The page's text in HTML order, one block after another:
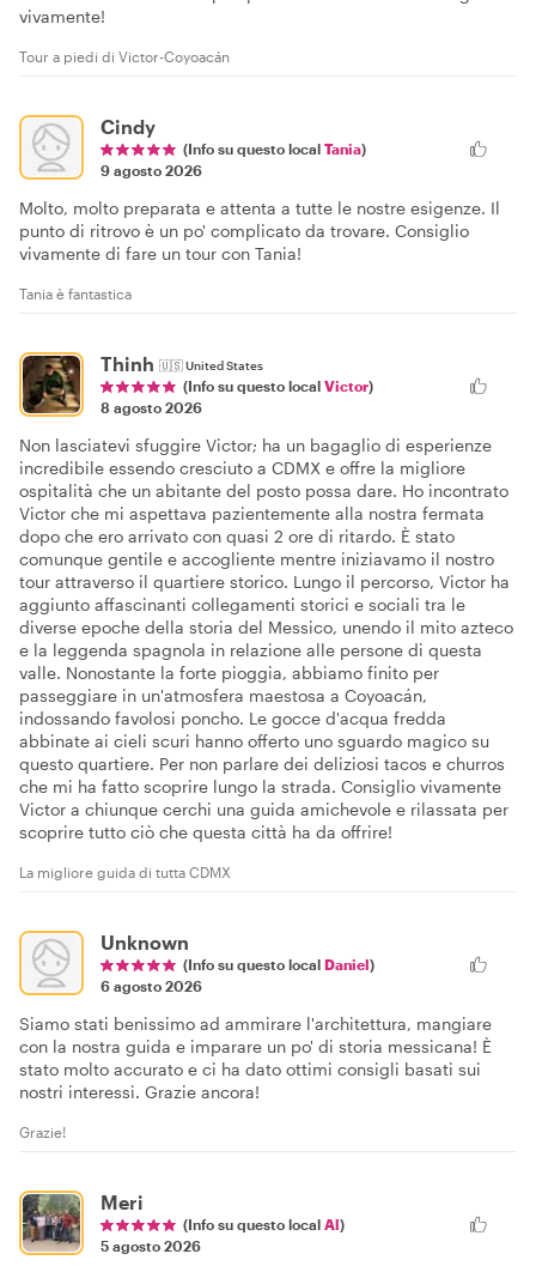
vivamente!
Tour a piedi di Victor-Coyoacán
Cindy
(Info su questo local Tania)
9 agosto 2026
Molto, molto preparata e attenta a tutte le nostre esigenze. Il
punto di ritrovo è un po' complicato da trovare. Consiglio
vivamente di fare un tour con Tania!
Tania è fantastica
Thinh 🇺🇸United States
(Info su questo local Victor)
8 agosto 2026
Non lasciatevi sfuggire Victor; ha un bagaglio di esperienze
incredibile essendo cresciuto a CDMX e offre la migliore
ospitalità che un abitante del posto possa dare. Ho incontrato
Victor che mi aspettava pazientemente alla nostra fermata
dopo che ero arrivato con quasi 2 ore di ritardo. È stato
comunque gentile e accogliente mentre iniziavamo il nostro
tour attraverso il quartiere storico. Lungo il percorso, Victor ha
aggiunto affascinanti collegamenti storici e sociali tra le
diverse epoche della storia del Messico, unendo il mito azteco
e la leggenda spagnola in relazione alle persone di questa
valle. Nonostante la forte pioggia, abbiamo finito per
passeggiare in un'atmosfera maestosa a Coyoacán,
indossando favolosi poncho. Le gocce d'acqua fredda
abbinate ai cieli scuri hanno offerto uno sguardo magico su
questo quartiere. Per non parlare dei deliziosi tacos e churros
che mi ha fatto scoprire lungo la strada. Consiglio vivamente
Victor a chiunque cerchi una guida amichevole e rilassata per
scoprire tutto ciò che questa città ha da offrire!
La migliore guida di tutta CDMX
Unknown
(Info su questo local Daniel)
6 agosto 2026
Siamo stati benissimo ad ammirare l'architettura, mangiare
con la nostra guida e imparare un po' di storia messicana! È
stato molto accurato e ci ha dato ottimi consigli basati sui
nostri interessi. Grazie ancora!
Grazie!
Meri
(Info su questo local Al)
5 agosto 2026